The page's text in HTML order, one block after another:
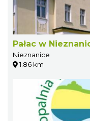
Pałac w
Nieznanice
1.86 km